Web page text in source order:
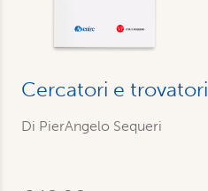
Cercatori e trovatori
Di PierAngelo Sequeri